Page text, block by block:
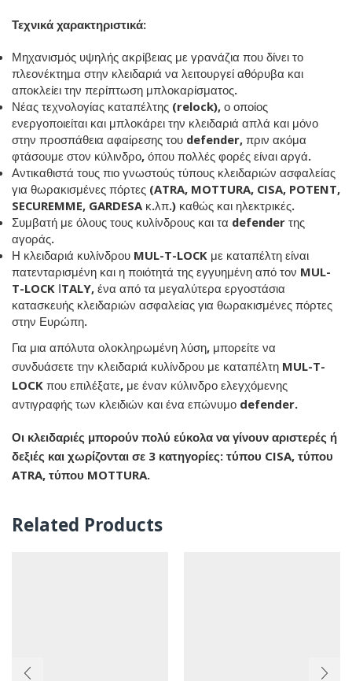
Τεχνικά χαρακτηριστικά:
Μηχανισμός υψηλής ακρίβειας με γρανάζια που δίνει το
πλεονέκτημα στην κλειδαριά να λειτουργεί αθόρυβα και
αποκλείει την περίπτωση μπλοκαρίσματος.
Νέας τεχνολογίας καταπέλτης (relock), ο οποίος
ενεργοποιείται και μπλοκάρει την κλειδαριά απλά και μόνο
στην προσπάθεια αφαίρεσης του defender, πριν ακόμα
φτάσουμε στον κύλινδρο, όπου πολλές φορές είναι αργά.
Αντικαθιστά τους πιο γνωστούς τύπους κλειδαριών ασφαλείας
για θωρακισμένες πόρτες (ATRA, MOTTURA, CISA, POTENT,
SECUREMME, GARDESA κ.λπ.) καθώς και ηλεκτρικές.
Συμβατή με όλους τους κυλίνδρους και τα defender της
αγοράς.
Η κλειδαριά κυλίνδρου MUL-T-LOCK με καταπέλτη είναι
πατενταρισμένη και η ποιότητά της εγγυημένη από τον MUL-
T-LOCK ΙTALY, ένα από τα μεγαλύτερα εργοστάσια
κατασκευής κλειδαριών ασφαλείας για θωρακισμένες πόρτες
στην Ευρώπη.
Για μια απόλυτα ολοκληρωμένη λύση, μπορείτε να
συνδυάσετε την κλειδαριά κυλίνδρου με καταπέλτη MUL-T-
LOCK που επιλέξατε, με έναν κύλινδρο ελεγχόμενης
αντιγραφής των κλειδιών και ένα επώνυμο defender.
Οι κλειδαριές μπορούν πολύ εύκολα να γίνουν αριστερές ή
δεξιές και χωρίζονται σε 3 κατηγορίες: τύπου CISA, τύπου
ATRA, τύπου MOTTURA.
Related Products